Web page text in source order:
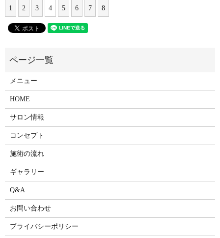
1 2 3 4 5 6 7 8
メニュー
HOME
サロン情報
コンセプト
施術の流れ
ギャラリー
Q&A
お問い合わせ
プライバシーポリシー